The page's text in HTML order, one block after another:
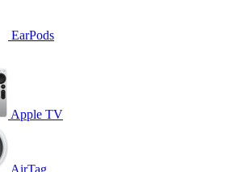
EarPods
Apple TV